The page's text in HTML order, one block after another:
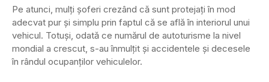
Pe atunci, mulți șoferi crezând că sunt protejați în mod
adecvat pur și simplu prin faptul că se află în interiorul unui
vehicul. Totuși, odată ce numărul de autoturisme la nivel
mondial a crescut, s-au înmulțit și accidentele și decesele
în rândul ocupanților vehiculelor.